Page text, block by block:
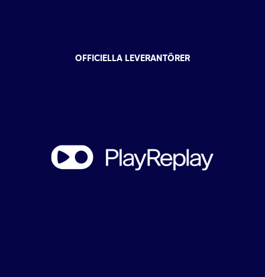
OFFICIELLA LEVERANTÖRER